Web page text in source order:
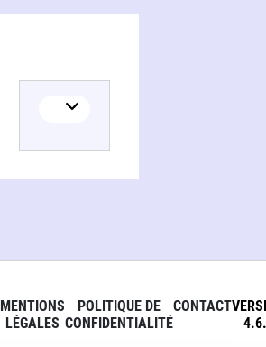
MENTIONS
LÉGALES
POLITIQUE DE
CONFIDENTIALITÉ
CONTACT